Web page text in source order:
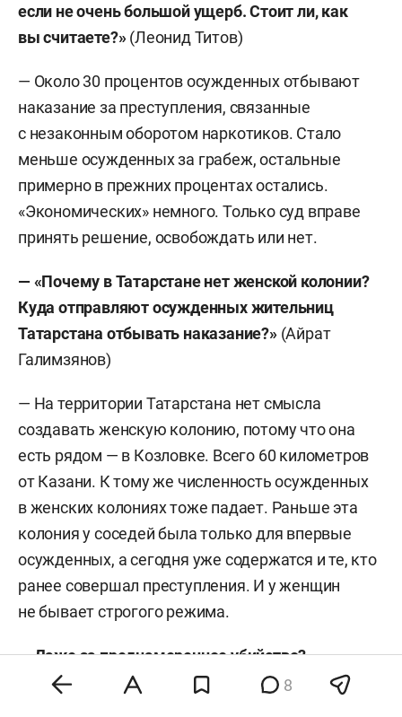
если не очень большой ущерб. Стоит ли, как
вы считаете?»(Леонид Титов)
— Около 30 процентов осужденных отбывают
наказание за преступления, связанные
с незаконным оборотом наркотиков. Стало
меньше осужденных за грабеж, остальные
примерно в прежних процентах остались.
«Экономических» немного. Только суд вправе
принять решение, освобождать или нет.
— «Почему в Татарстане нет женской колонии?
Куда отправляют осужденных жительниц
Татарстана отбывать наказание?» (Айрат
Галимзянов)
— На территории Татарстана нет смысла
создавать женскую колонию, потому что она
есть рядом — в Козловке. Всего 60 километров
от Казани. К тому же численность осужденных
в женских колониях тоже падает. Раньше эта
колония у соседей была только для впервые
осужденных, а сегодня уже содержатся и те, кто
ранее совершал преступления. И у женщин
не бывает строгого режима.
— Даже за преднамеренное убийство?
— Только общий режим.
8